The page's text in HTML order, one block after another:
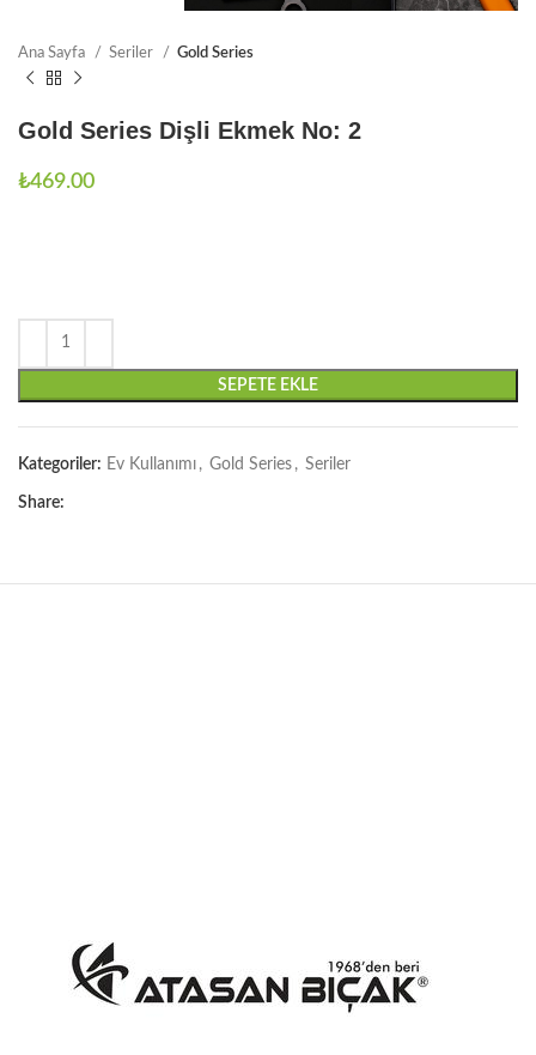
Ana Sayfa Seriler Gold Series
Gold Series Dişli Ekmek No: 2
₺469.00
SEPETE EKLE
Kategoriler: Ev Kullanımı , Gold Series , Seriler
Share: